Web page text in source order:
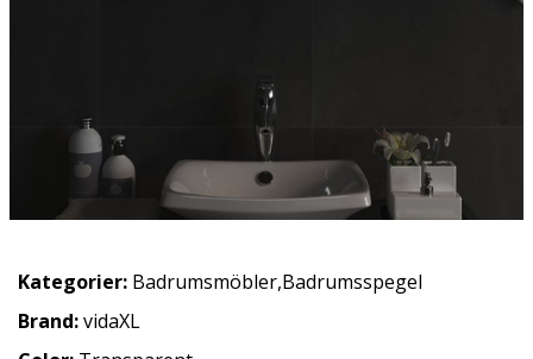
Kategorier: Badrumsmöbler,Badrumsspegel
Brand:vidaXL